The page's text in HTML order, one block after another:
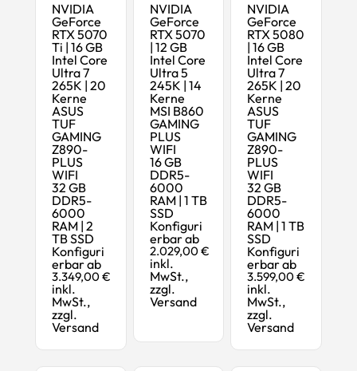
NVIDIA
GeForce
RTX 5070
Ti | 16 GB
Intel Core
Ultra 7
265K | 20
Kerne
ASUS
TUF
GAMING
Z890-
PLUS
WIFI
32 GB
DDR5-
6000
RAM | 2
TB SSD
Konfiguri
erbar ab
3.349,00 €
inkl.
MwSt.,
zzgl.
Versand
NVIDIA
GeForce
RTX 5070
| 12 GB
Intel Core
Ultra 5
245K | 14
Kerne
MSI B860
GAMING
PLUS
WIFI
16 GB
DDR5-
6000
RAM | 1 TB
SSD
Konfiguri
erbar ab
2.029,00 €
inkl.
MwSt.,
zzgl.
Versand
NVIDIA
GeForce
RTX 5080
| 16 GB
Intel Core
Ultra 7
265K | 20
Kerne
ASUS
TUF
GAMING
Z890-
PLUS
WIFI
32 GB
DDR5-
6000
RAM | 1 TB
SSD
Konfiguri
erbar ab
3.599,00 €
inkl.
MwSt.,
zzgl.
Versand